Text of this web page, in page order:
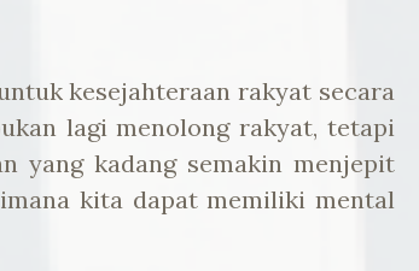
kesejahteraan rakyat secara
lagi menolong rakyat, tetapi
yang kadang semakin menjepit
kita dapat memiliki mental